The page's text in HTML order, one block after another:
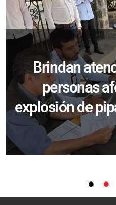
Brindan
personas
explosión de